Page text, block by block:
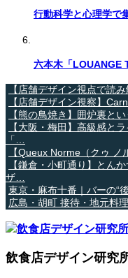
行動科学と心理学で
六本木「LOUANGE
【店舗デザイン視点で読
【店舗デザイン視察】
【熊の鳥焼き】囲炉裏と
【大阪・梅田】高級感と
「…
【Queux Norme（クゥ
【鎌倉・小町通り】とん
ザ…
東京・麻布十番｜バーの“
広島・胡町 接待・地元料
飲食店デザイン研究